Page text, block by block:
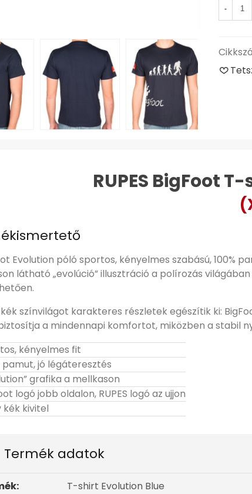
-
RUPES BigFoot
Evolution póló sportos, kényelmes szabású, 100%
látható „evolúció” illusztráció a polírozás
színvilágot karakteres részletek egészítik ki:
a mindennapi komfortot, miközben a stabil
kényelmes fit
pamut, jó légáteresztés
grafika a mellkason
logó jobb oldalon, RUPES logó az ujjon
kék kivitel
Termék adatok
T-shirt Evolution Blue